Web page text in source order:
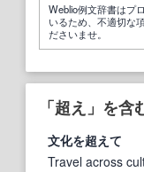
Weblio例文辞書はプ
いるため、不適切な
ださいませ。
「超え」を
文化を超え て
Travel across